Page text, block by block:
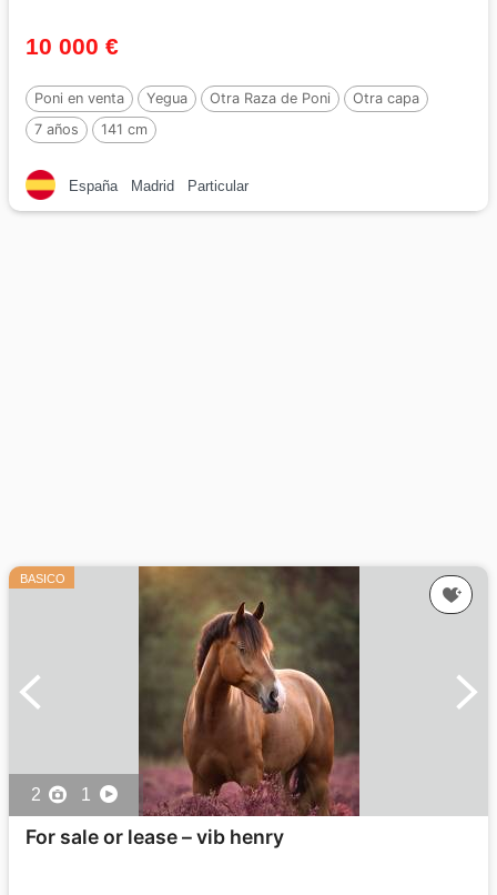
10 000 €
Poni en venta Yegua Otra Raza de Poni
Otra capa
7 años
141 cm
España Madrid Particular
BASICO
2 1
For sale or lease – vib henry